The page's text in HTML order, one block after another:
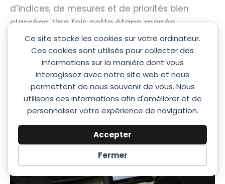
Ce site stocke les cookies sur votre ordinateur.
Ces cookies sont utilisés pour collecter des
informations sur la manière dont vous
interagissez avec notre site web et nous
permettent de nous souvenir de vous. Nous
utilisons ces informations afin d'améliorer et de
personnaliser votre expérience de navigation.
Accepter
Fermer
d’indices, de mesures et de priorités bien
classées. Une fois cette étape menée
proprement, les solutions deviennent
beaucoup plus cohérentes.